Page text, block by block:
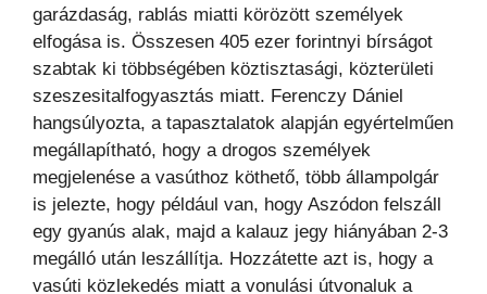
garázdaság, rablás miatti körözött személyek
elfogása is. Összesen 405 ezer forintnyi bírságot
szabtak ki többségében köztisztasági, közterületi
szeszesitalfogyasztás miatt. Ferenczy Dániel
hangsúlyozta, a tapasztalatok alapján egyértelműen
megállapítható, hogy a drogos személyek
megjelenése a vasúthoz köthető, több állampolgár
is jelezte, hogy például van, hogy Aszódon felszáll
egy gyanús alak, majd a kalauz jegy hiányában 2-3
megálló után leszállítja. Hozzátette azt is, hogy a
vasúti közlekedés miatt a vonulási útvonaluk a